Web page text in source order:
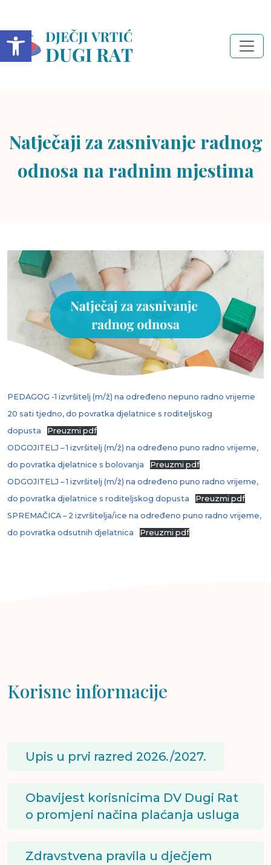
Open toolbar
Natječaji za zasnivanje radnog
odnosa na radnim mjestima
PEDAGOG -1 izvršitelj (m/ž) na određeno nepuno radno vrijeme
20 sati tjedno, do povratka djelatnice s roditeljskog
dopusta
Preuzmi pdf
ODGOJITELJ – 1 izvršitelj (m/ž) na određeno puno radno vrijeme,
do povratka djelatnice s bolovanja
Preuzmi pdf
ODGOJITELJ – 1 izvršitelj (m/ž) na određeno puno radno vrijeme,
do povratka djelatnice s roditeljskog dopusta
Preuzmi pdf
SPREMAČICA – 2 izvršitelja/ice na određeno puno radno vrijeme,
do povratka odsutnih djelatnica
Preuzmi pdf
Korisne informacije
Upis u prvi razred 2026./2027.
Obavijest korisnicima DV Dugi Rat
o promjeni načina plaćanja usluga
Zdravstvena pravila u dječjem